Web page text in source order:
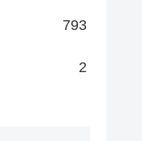
793
2